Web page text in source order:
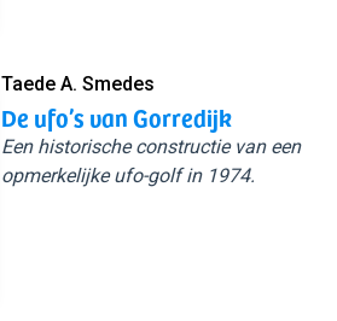
Taede A. Smedes
De ufo’s van Gorredijk
Een historische constructie van een
opmerkelijke ufo-golf in 1974.